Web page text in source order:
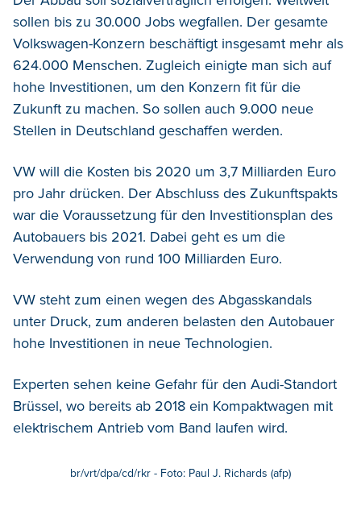
sollen bis zu 30.000 Jobs wegfallen. Der gesamte
Volkswagen-Konzern beschäftigt insgesamt mehr als
624.000 Menschen. Zugleich einigte man sich auf
hohe Investitionen, um den Konzern fit für die
Zukunft zu machen. So sollen auch 9.000 neue
Stellen in Deutschland geschaffen werden.
VW will die Kosten bis 2020 um 3,7 Milliarden Euro
pro Jahr drücken. Der Abschluss des Zukunftspakts
war die Voraussetzung für den Investitionsplan des
Autobauers bis 2021. Dabei geht es um die
Verwendung von rund 100 Milliarden Euro.
VW steht zum einen wegen des Abgasskandals
unter Druck, zum anderen belasten den Autobauer
hohe Investitionen in neue Technologien.
Experten sehen keine Gefahr für den Audi-Standort
Brüssel, wo bereits ab 2018 ein Kompaktwagen mit
elektrischem Antrieb vom Band laufen wird.
br/vrt/dpa/cd/rkr - Foto: Paul J. Richards (afp)